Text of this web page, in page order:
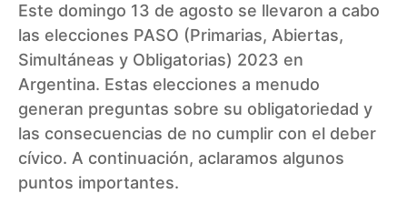
Este domingo 13 de agosto se llevaron a cabo
las elecciones PASO (Primarias, Abiertas,
Simultáneas y Obligatorias) 2023 en
Argentina. Estas elecciones a menudo
generan preguntas sobre su obligatoriedad y
las consecuencias de no cumplir con el deber
cívico. A continuación, aclaramos algunos
puntos importantes.